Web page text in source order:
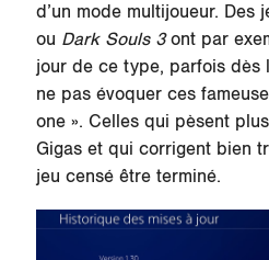
d’un mode multijoueur. Des
ou Dark Souls 3ont par
jour de ce type, parfois dès
ne pas évoquer ces
one ». Celles qui pèsent
Gigas et qui corrigent bien
jeu censé être terminé.